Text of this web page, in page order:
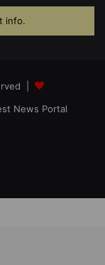
info.
|
News Portal